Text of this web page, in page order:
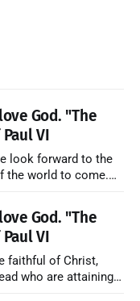
God. "The
VI
look forward to the
the world to come.
God. "The
VI
faithful of Christ,
who are attaining